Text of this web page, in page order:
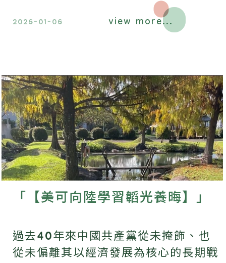
能做到這點，自然災害就可少一些，這
便是環保。還有，人與人之間，多些慈
2026-01-06 view more...
「【美可向陸學習韜光養晦】」
過去40年來中國共產黨從未掩飾、也
從未偏離其以經濟發展為核心的長期戰